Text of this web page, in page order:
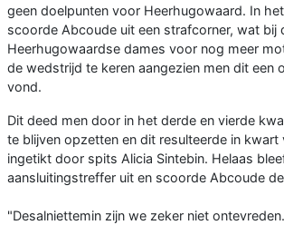
geen doelpunten voor Heerhugowaard. In
scoorde Abcoude uit een strafcorner, wat bij
Heerhugowaardse dames voor nog meer
de wedstrijd te keren aangezien men dit een
vond.
Dit deed men door in het derde en vierde
te blijven opzetten en dit resulteerde in kwart
ingetikt door spits Alicia Sintebin. Helaas
aansluitingstreffer uit en scoorde Abcoude
"Desalniettemin zijn we zeker niet